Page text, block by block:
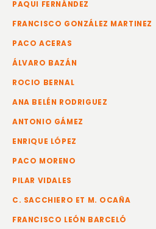
PAQUI FERNÁNDEZ
FRANCISCO GONZÁLEZ MARTINEZ
PACO ACERAS
ÁLVARO BAZÁN
ROCIO BERNAL
ANA BELÉN RODRIGUEZ
ANTONIO GÁMEZ
ENRIQUE LÓPEZ
PACO MORENO
PILAR VIDALES
C. SACCHIERO ET M. OCAÑA
FRANCISCO LEÓN BARCELÓ